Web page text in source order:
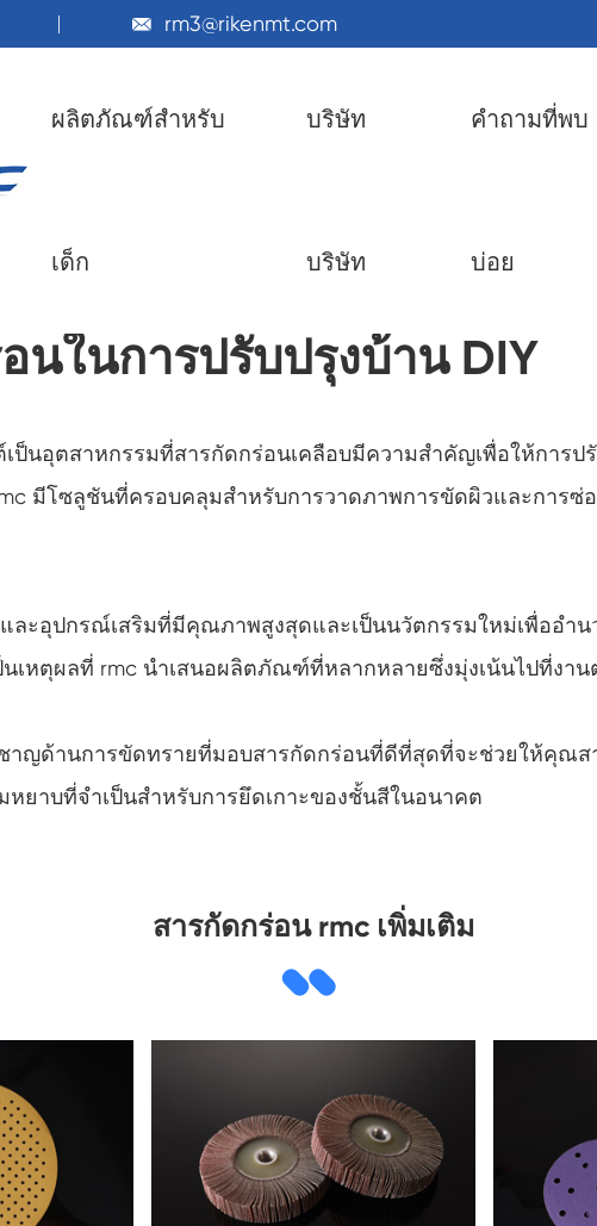
 rm3@rikenmt.com
ผลิตภัณฑ์สำหรับ
เด็ก
บริษัท
บริษัท
คำถามที่พบ
บ่อย
นในการปรับปรุงบ้าน DIY
ป็นอุตสาหกรรมที่สารกัดกร่อนเคลือบมีความสำคัญเพื่อให้การป
มีโซลูชันที่ครอบคลุมสำหรับการวาดภาพการขัดผิวและการ
และอุปกรณ์เสริมที่มีคุณภาพสูงสุดและเป็นนวัตกรรมใหม่เพื่ออำ
นเหตุผลที่ rmc นำเสนอผลิตภัณฑ์ที่หลากหลายซึ่งมุ่งเน้นไปที่งา
ชาญด้านการขัดทรายที่มอบสารกัดกร่อนที่ดีที่สุดที่จะช่วยให้คุณ
หยาบที่จำเป็นสำหรับการยึดเกาะของชั้นสีในอนาคต
สารกัดกร่อน rmc เพิ่มเติม